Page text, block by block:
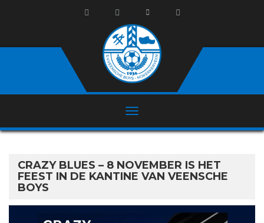
CRAZY BLUES – 8 NOVEMBER IS HET
FEEST IN DE KANTINE VAN VEENSCHE
BOYS